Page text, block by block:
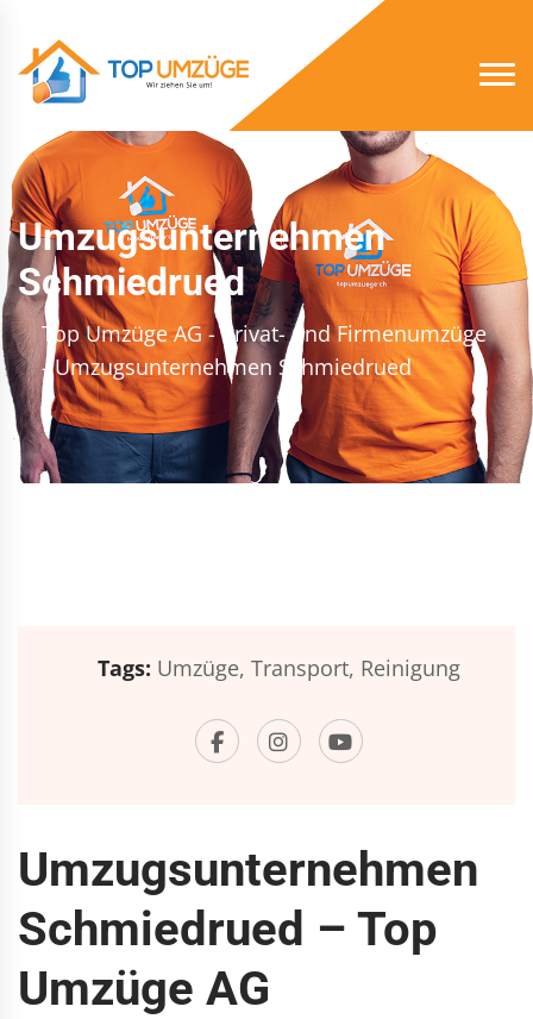
Umzugsunternehmen
Schmiedrued
Top Umzüge AG - Privat- und Firmenumzüge
- Umzugsunternehmen Schmiedrued
Tags: Umzüge, Transport, Reinigung
Umzugsunternehmen
Schmiedrued – Top
Umzüge AG